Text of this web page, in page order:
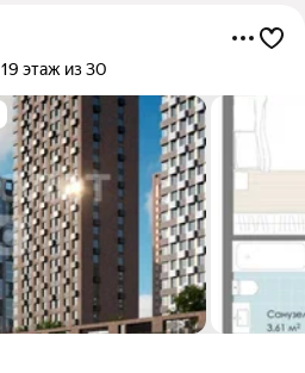
19 этаж из 30